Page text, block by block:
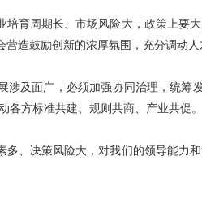
培育周期长、市场风险大，政策上要
造鼓励创新的浓厚氛围，充分调动人
涉及面广，必须加强协同治理，统
各方标准共建、规则共商、产业共促。
多、决策风险大，对我们的领导能力